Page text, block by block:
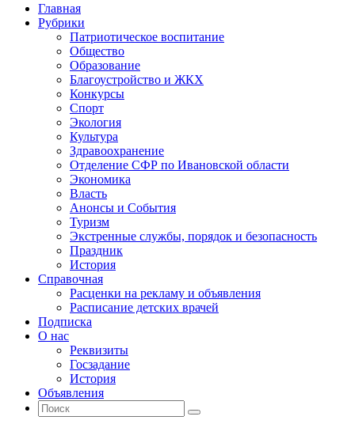
Промотать
содержимому
Главная
Рубрики
Патриотическое воспитание
Общество
Образование
Благоустройство и ЖКХ
Конкурсы
Спорт
Экология
Культура
Здравоохранение
Отделение СФР по Ивановской области
Экономика
Власть
Анонсы и События
Туризм
Экстренные службы, порядок и безопасность
Праздник
История
Справочная
Расценки на рекламу и объявления
Расписание детских врачей
Подписка
О нас
Реквизиты
Госзадание
История
Объявления
Поиск
Искать:
Поиск